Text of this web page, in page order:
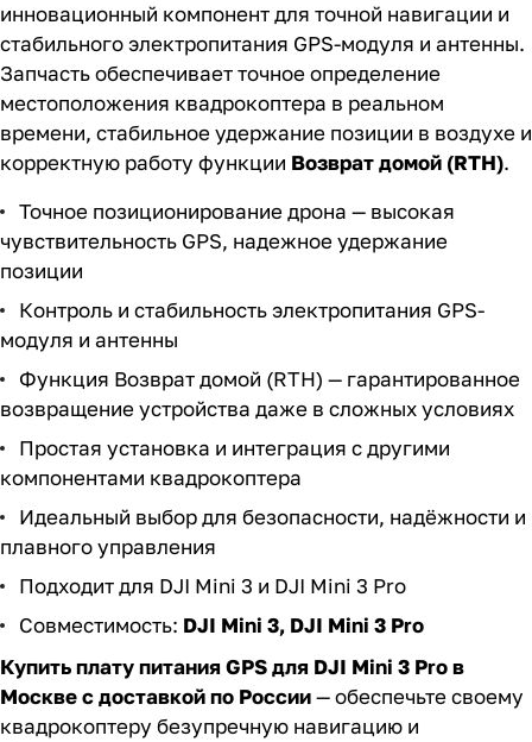
инновационный компонент для точной навигации и
стабильного электропитания GPS-модуля и антенны.
Запчасть обеспечивает точное определение
местоположения квадрокоптера в реальном
времени, стабильное удержание позиции в воздухе и
корректную работу функции Возврат домой (RTH).
Точное позиционирование дрона — высокая
чувствительность GPS, надежное удержание
позиции
Контроль и стабильность электропитания GPS-
модуля и антенны
Функция Возврат домой (RTH) — гарантированное
возвращение устройства даже в сложных условиях
Простая установка и интеграция с другими
компонентами квадрокоптера
Идеальный выбор для безопасности, надёжности и
плавного управления
Подходит для DJI Mini 3 и DJI Mini 3 Pro
Совместимость: DJI Mini 3, DJI Mini 3 Pro
Купить плату питания GPS для DJI Mini 3 Pro в
Москве с доставкой по России— обеспечьте своему
квадрокоптеру безупречную навигацию и